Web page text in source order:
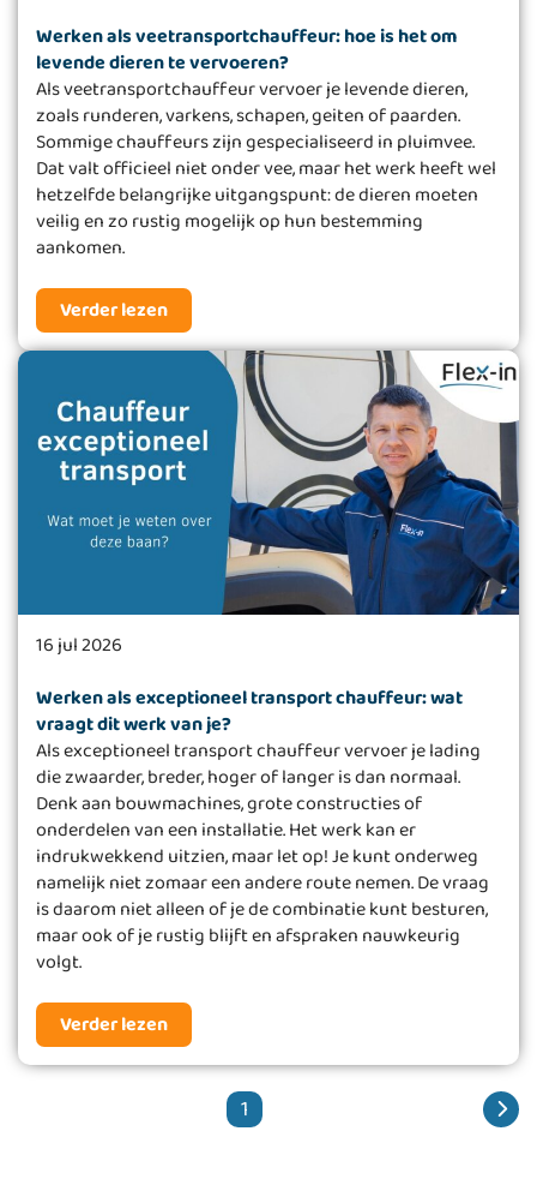
Werken als veetransportchauffeur: hoe is het om
levende dieren te vervoeren?
Als veetransportchauffeur vervoer je levende dieren,
zoals runderen, varkens, schapen, geiten of paarden.
Sommige chauffeurs zijn gespecialiseerd in pluimvee.
Dat valt officieel niet onder vee, maar het werk heeft wel
hetzelfde belangrijke uitgangspunt: de dieren moeten
veilig en zo rustig mogelijk op hun bestemming
aankomen.
Verder lezen
16 jul 2026
Werken als exceptioneel transport chauffeur: wat
vraagt dit werk van je?
Als exceptioneel transport chauffeur vervoer je lading
die zwaarder, breder, hoger of langer is dan normaal.
Denk aan bouwmachines, grote constructies of
onderdelen van een installatie. Het werk kan er
indrukwekkend uitzien, maar let op! Je kunt onderweg
namelijk niet zomaar een andere route nemen. De vraag
is daarom niet alleen of je de combinatie kunt besturen,
maar ook of je rustig blijft en afspraken nauwkeurig
volgt.
Verder lezen
1